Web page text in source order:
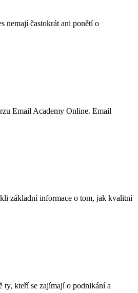
nemají častokrát ani ponětí o
Email Academy Online. Email
základní informace o tom, jak kvalitní
ty, kteří se zajímají o podnikání a